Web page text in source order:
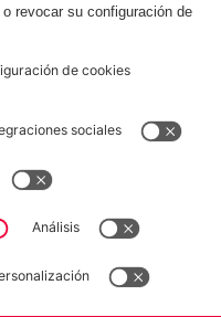
Baloncesto
de uso
Accesibilidad
Ajustes de cookies